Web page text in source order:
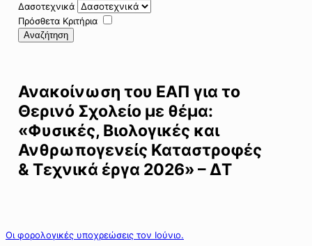
Δασοτεχνικά
Πρόσθετα Κριτήρια
Αναζήτηση
Ανακοίνωση του ΕΑΠ για το
Θερινό Σχολείο με θέμα:
«Φυσικές, Βιολογικές και
Ανθρωπογενείς Καταστροφές
& Τεχνικά έργα 2026» – ΔΤ
Οι φορολογικές υποχρεώσεις τον Ιούνιο.